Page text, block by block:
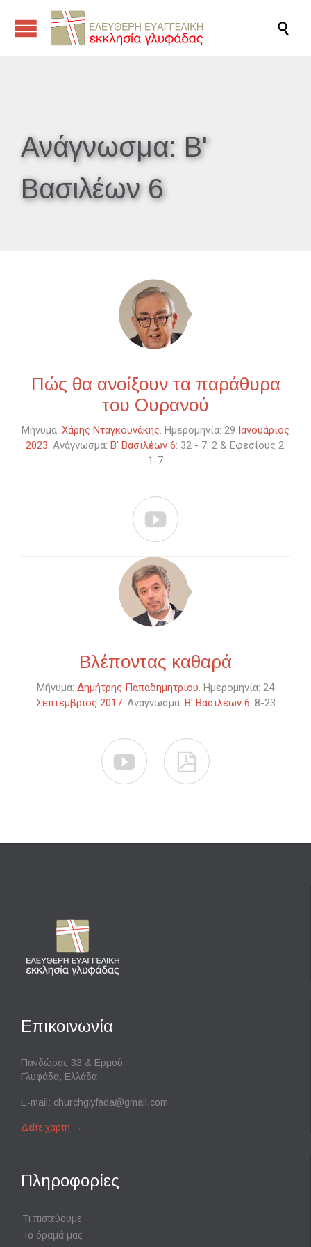

Ανάγνωσμα: Β'
Βασιλέων 6
Πώς θα ανοίξουν τα παράθυρα
του Ουρανού
Μήνυμα: Χάρης Νταγκουνάκης. Ημερομηνία: 29 Ιανουάριος
2023. Ανάγνωσμα: Β' Βασιλέων 6: 32 - 7: 2 & Εφεσίους 2:
1-7

Βλέποντας καθαρά
Μήνυμα: Δημήτρης Παπαδημητρίου. Ημερομηνία: 24
Σεπτέμβριος 2017. Ανάγνωσμα: Β' Βασιλέων 6: 8-23
 
Επικοινωνία
Πανδώρας 33 & Ερμού
Γλυφάδα, Ελλάδα
E-mail: churchglyfada@gmail.com
Δείτε χάρτη →
Πληροφορίες
Τι πιστεύουμε
Το όραμά μας